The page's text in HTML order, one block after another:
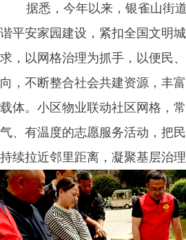
据悉，今年以来，银雀山街
谐平安家园建设，紧扣全国文明
求，以网格治理为抓手，以便民
向，不断整合社会共建资源，丰
载体。小区物业联动社区网格，
气、有温度的志愿服务活动，把
持续拉近邻里距离，凝聚基层治理